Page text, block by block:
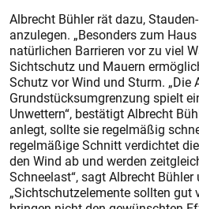
Albrecht Bühler rät dazu,
anzulegen. „Besonders zum
natürlichen Bar­rieren vor zu viel
Sichtschutz und Mauern
Schutz vor Wind und Sturm. „Die
Grundstücksumgrenzung spielt
Unwettern“, bestätigt Albrecht
anlegt, sollte sie regelmäßig
regelmäßige Schnitt verdichtet
den Wind ab und werden
Schneelast“, sagt Albrecht
„Sichtschutzelemente sollten gut